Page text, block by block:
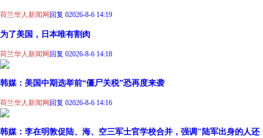
荷兰华人新闻网回复 02026-8-6 14:19
为了美国，日本唯有割肉
荷兰华人新闻网回复 02026-8-6 14:18
韩媒：美国中期选举前“僵尸关税”恐再度来袭
荷兰华人新闻网 回复 02026-8-6 14:16
韩媒：李在明敦促陆、海、空三军士官学校合并，强调"陆军出身的人还